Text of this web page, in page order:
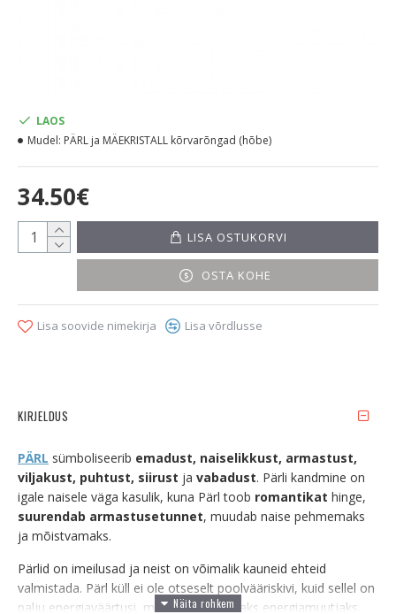
34.50€
LAOS
Mudel: PÄRL ja MÄEKRISTALL kõrvarõngad (hõbe)
LISA OSTUKORVI
OSTA KOHE
Lisa soovide nimekirja Lisa võrdlusse
KIRJELDUS
PÄRL sümboliseerib emadust, naiselikkust, armastust,
viljakust, puhtust, siirust ja vabadust. Pärli kandmine on
igale naisele väga kasulik, kuna Pärl toob romantikat hinge,
suurendab armastusetunnet, muudab naise pehmemaks
ja mõistvamaks.
Pärlid on imeilusad ja neist on võimalik kauneid ehteid
valmistada. Pärl küll ei ole otseselt poolvääriskivi, kuid sellel on
palju energiaväärtusi, mis teeb selle heaks energiamuutjaks.